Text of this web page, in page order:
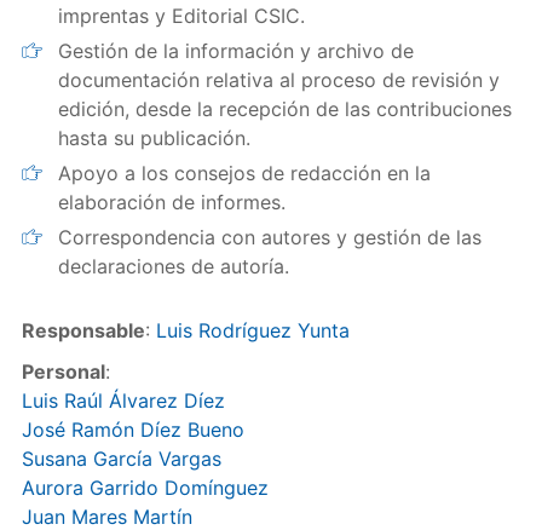
imprentas y Editorial CSIC.
Gestión de la información y archivo de
documentación relativa al proceso de revisión y
edición, desde la recepción de las contribuciones
hasta su publicación.
Apoyo a los consejos de redacción en la
elaboración de informes.
Correspondencia con autores y gestión de las
declaraciones de autoría.
Responsable: Luis Rodríguez Yunta
Personal:
Luis Raúl Álvarez Díez
José Ramón Díez Bueno
Susana García Vargas
Aurora Garrido Domínguez
Juan Mares Martín